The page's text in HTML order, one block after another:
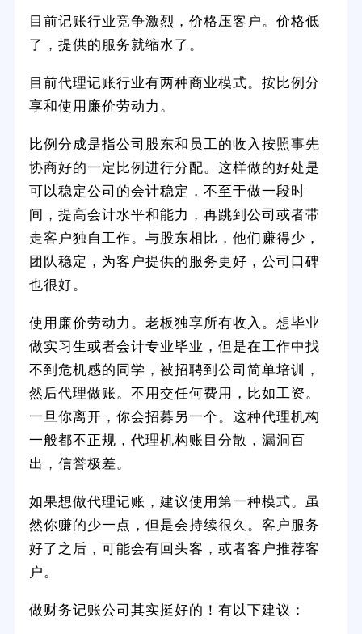
目前记账行业竞争激烈，价格压客户。价格低
了，提供的服务就缩水了。
目前代理记账行业有两种商业模式。按比例分
享和使用廉价劳动力。
比例分成是指公司股东和员工的收入按照事先
协商好的一定比例进行分配。这样做的好处是
可以稳定公司的会计稳定，不至于做一段时
间，提高会计水平和能力，再跳到公司或者带
走客户独自工作。与股东相比，他们赚得少，
团队稳定，为客户提供的服务更好，公司口碑
也很好。
使用廉价劳动力。老板独享所有收入。想毕业
做实习生或者会计专业毕业，但是在工作中找
不到危机感的同学，被招聘到公司简单培训，
然后代理做账。不用交任何费用，比如工资。
一旦你离开，你会招募另一个。这种代理机构
一般都不正规，代理机构账目分散，漏洞百
出，信誉极差。
如果想做代理记账，建议使用第一种模式。虽
然你赚的少一点，但是会持续很久。客户服务
好了之后，可能会有回头客，或者客户推荐客
户。
做财务记账公司其实挺好的！有以下建议：